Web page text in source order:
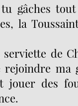
gâches tout
la
de
ma
jouer des